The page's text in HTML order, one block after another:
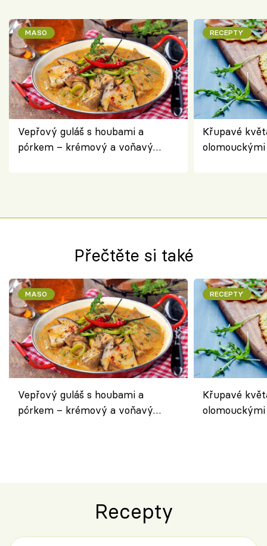
MASO
Vepřový guláš s houbami a
pórkem – krémový a voňavý
RECEPTY
Křupavé
Přečtěte si také
MASO
Vepřový guláš s houbami a
pórkem – krémový a voňavý
RECEPTY
Křupavé
Recepty